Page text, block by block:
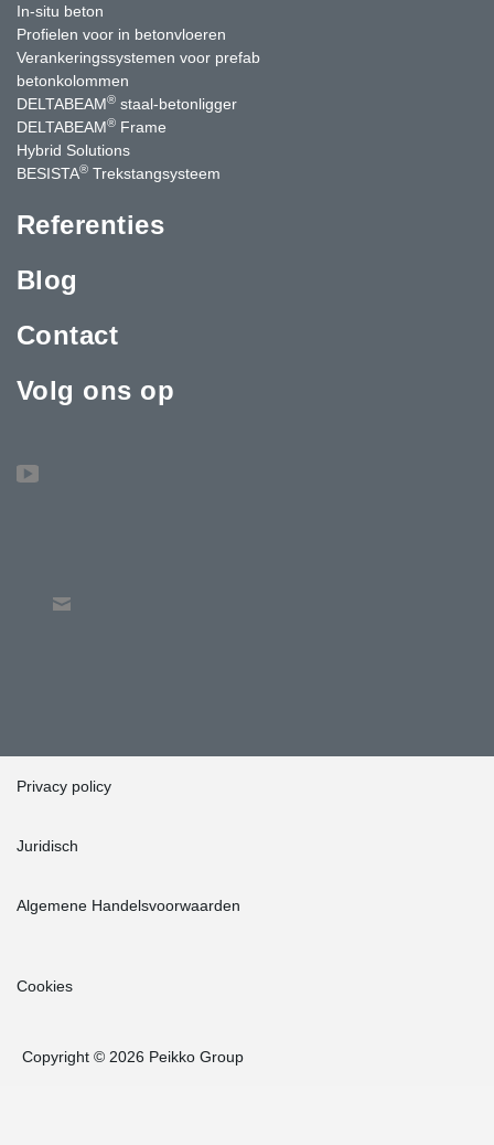
In-situ beton
Profielen voor in betonvloeren
Verankeringssystemen voor prefab
betonkolommen
DELTABEAM® staal-betonligger
DELTABEAM® Frame
Hybrid Solutions
BESISTA® Trekstangsysteem
Referenties
Blog
Contact
Volg ons op
Privacy policy
Juridisch
Algemene Handelsvoorwaarden
Cookies
Copyright © 2026 Peikko Group